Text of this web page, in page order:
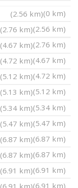
(0 km)
(2.56 km)
(2.56 km)
(2.76 km)
(2.76 km)
(4.67 km)
(4.67 km)
(4.72 km)
(4.72 km)
(5.12 km)
(5.12 km)
(5.13 km)
(5.34 km)
(5.34 km)
(5.47 km)
(5.47 km)
(6.87 km)
(6.87 km)
(6.87 km)
(6.87 km)
(6.91 km)
(6.91 km)
(6.91 km)
(6.91 km)